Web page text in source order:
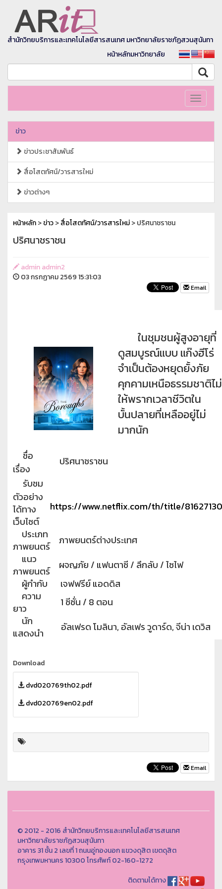
สำนักวิทยบริการและเทคโนโลยีสารสนเทศ มหาวิทยาลัยราชภัฏสวนสุนันทา
หน้าหลักมหาวิทยาลัย
Toggle
ข่าว
ข่าวประชาสัมพันธ์
สื่อโสตทัศน์/วารสารใหม่
ข่าวต่างๆ
หน้าหลัก>ข่าว>สื่อโสตทัศน์/วารสารใหม่> ปริศนาชราชน
ปริศนาชราชน
admin admin2
03 กรกฏาคม 2569 15:31:03
Email
ในชุมชนผู้สูงอายุที่
ดูสมบูรณ์แบบ แก๊งฮีโร่
จำเป็นต้องหยุดยั้งภัย
คุกคามเหนือธรรมชาติไม่
ให้พรากเวลาชีวิตใน
บั้นปลายที่เหลืออยู่ไม่
มากนัก
ชื่อ
เรื่อง
ปริศนาชราชน
รับชม
ตัวอย่าง
ได้ทาง
เว็บไซต์
https://www.netflix.com/th/title/81627130
ประเภท
ภาพยนตร์
ภาพยนตร์ต่างประเทศ
แนว
ภาพยนตร์
ผจญภัย / แฟนตาซี / ลึกลับ / ไซไฟ
ผู้กำกับ
เจฟฟรีย์ แอดดิส
ความ
ยาว
1 ซีซั่น / 8 ตอน
นัก
แสดงนำ
อัลเฟรด โมลินา, อัลเฟร วูดาร์ด, จีน่า เดวิส
Download
dvd020769th02.pdf
dvd020769en02.pdf
Email
© 2012 - 2016 สำนักวิทยบริการและเทคโนโลยีสารสนเทศ
มหาวิทยาลัยราชภัฏสวนสุนันทา
อาคาร 31 ชั้น 2 เลขที่ 1 ถนนอู่ทองนอก แขวงดุสิต เขตดุสิต
กรุงเทพมหานคร 10300 โทรศัพท์ 02-160-1272
ติดตามได้ทาง